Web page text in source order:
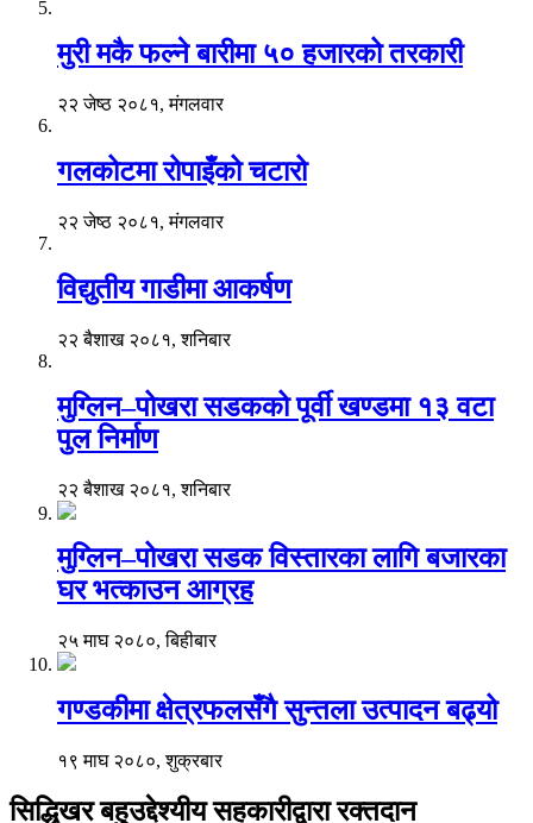
मुरी मकै फल्ने बारीमा ५० हजारको तरकारी
२२ जेष्ठ २०८१, मंगलवार
गलकोटमा रोपाइँको चटारो
२२ जेष्ठ २०८१, मंगलवार
विद्युतीय गाडीमा आकर्षण
२२ बैशाख २०८१, शनिबार
मुग्लिन–पोखरा सडकको पूर्वी खण्डमा १३ वटा
पुल निर्माण
२२ बैशाख २०८१, शनिबार
मुग्लिन–पोखरा सडक विस्तारका लागि बजारका
घर भत्काउन आग्रह
२५ माघ २०८०, बिहीबार
गण्डकीमा क्षेत्रफलसँगै सुन्तला उत्पादन बढ्यो
१९ माघ २०८०, शुक्रबार
सिद्धिखर बहुउद्देश्यीय सहकारीद्वारा रक्तदान